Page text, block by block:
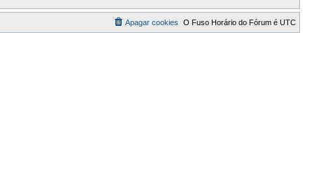
O Fuso Horário do Fórum é UTC
Apagar cookies